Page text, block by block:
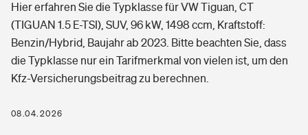
Grundfähigkeitsversicherung
Arbeitsrechtsschutz
Berufshaftpflichtversicherung
Zur Übersicht
Elementarversicherung
Freizeit
Pri­vate Haft­pflicht­
Gesundheit
Private Krankenversicherung
Hier erfahren Sie die Typklasse für VW Tiguan, CT
(TIGUAN 1.5 E-TSI), SUV, 96 kW, 1498 ccm, Kraftstoff:
Benzin/Hybrid, Baujahr ab 2023. Bitte beachten Sie, dass
die Typklasse nur ein Tarifmerkmal von vielen ist, um den
Kfz-Versicherungsbeitrag zu berechnen.
08.04.2026